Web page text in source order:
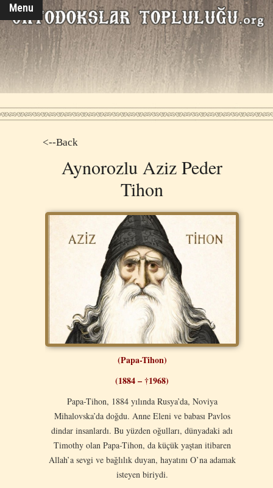
Menu
<--Back
Aynorozlu Aziz Peder
Tihon
(Papa-Tihon)
(1884 – †1968)
Papa-Tihon, 1884 yılında Rusya’da, Noviya
Mihalovska’da doğdu. Anne Eleni ve babası Pavlos
dindar insanlardı. Bu yüzden oğulları, dünyadaki adı
Timothy olan Papa-Tihon, da küçük yaştan itibaren
Allah’a sevgi ve bağlılık duyan, hayatını O’na adamak
isteyen biriydi.